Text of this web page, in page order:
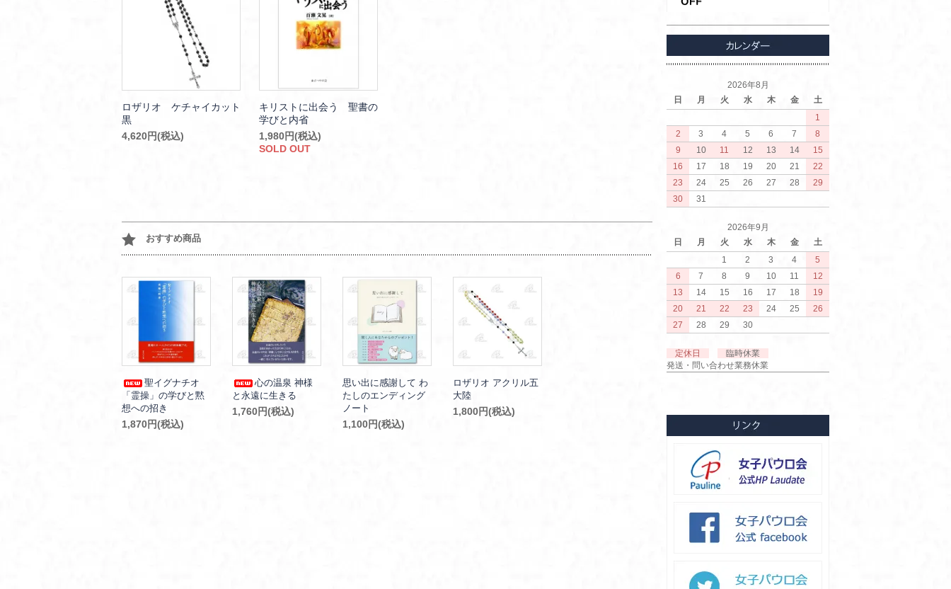
ロザリオ ケチャイカット
黒
4,620円(税込)
キリストに出会う 聖書の
学びと内省
1,980円(税込)
SOLD OUT
おすすめ商品
聖イグナチオ
「霊操」の学びと黙
想への招き
1,870円(税込)
心の温泉 神様
と永遠に生きる
1,760円(税込)
思い出に感謝して わ
たしのエンディング
ノート
1,100円(税込)
ロザリオ アクリル五
大陸
1,800円(税込)
2026年8月
日
月 火 水 木 金
土
1
2
3 4 5 6 7
8
9
10 11 12 13 14
15
16
17 18 19 20 21
22
23
24 25 26 27 28
29
30
31
2026年9月
日
月 火 水 木 金
土
1
2 3 4
5
6
7 8 9 10 11
12
13
14 15 16 17 18
19
20
21 22 23 24 25
26
27
28 29 30
定休日
臨時休業
発送・問い合わせ業務休業